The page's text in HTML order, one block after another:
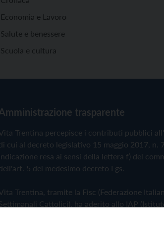
Economia e Lavoro
Salute e benessere
Scuola e cultura
trasparente
Trentina percepisce i contributi pubblici
cui al decreto legislativo 15 maggio 2017, n.
Indicazione resa ai sensi della lettera f) del
5 del medesimo decreto Lgs.
Trentina, tramite la Fisc (Federazione
Cattolici), ha aderito allo IAP